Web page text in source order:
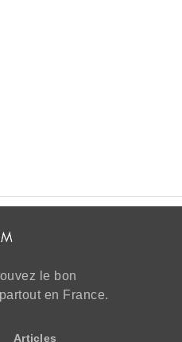
le bon
en France.
Articles